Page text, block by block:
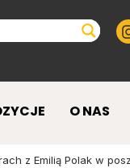
O NAS
z Emilią Polak w